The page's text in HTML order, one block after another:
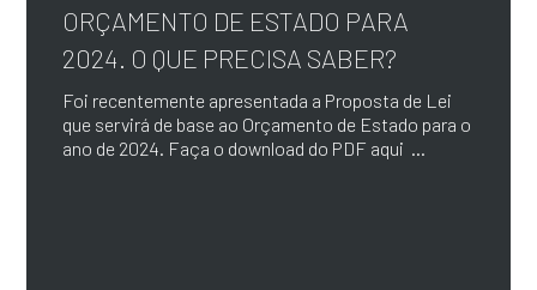
ORÇAMENTO DE ESTADO PARA
2024. O QUE PRECISA SABER?
Foi recentemente apresentada a Proposta de Lei
que servirá de base ao Orçamento de Estado para o
ano de 2024. Faça o download do PDF aqui ...